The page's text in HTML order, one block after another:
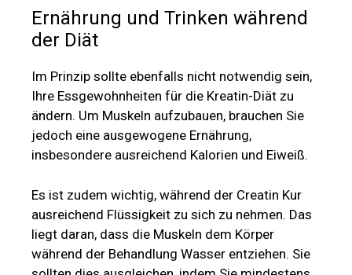
Ernährung und Trinken während
der Diät
Im Prinzip sollte ebenfalls nicht notwendig sein,
Ihre Essgewohnheiten für die Kreatin-Diät zu
ändern. Um Muskeln aufzubauen, brauchen Sie
jedoch eine ausgewogene Ernährung,
insbesondere ausreichend Kalorien und Eiweiß.
Es ist zudem wichtig, während der Creatin Kur
ausreichend Flüssigkeit zu sich zu nehmen. Das
liegt daran, dass die Muskeln dem Körper
während der Behandlung Wasser entziehen. Sie